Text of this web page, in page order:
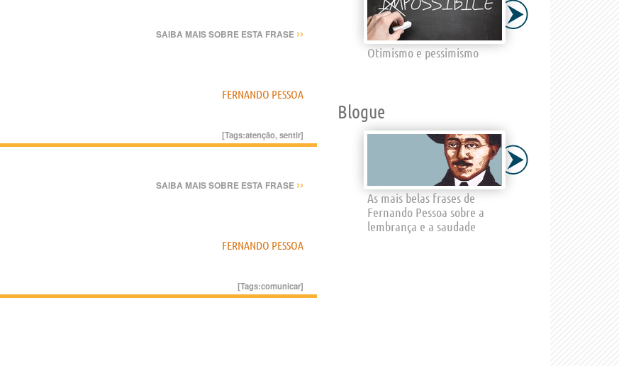
SAIBA MAIS SOBRE ESTA FRASE ››
FERNANDO PESSOA
[Tags:atenção,sentir]
SAIBA MAIS SOBRE ESTA FRASE ››
FERNANDO PESSOA
[Tags:comunicar]
Otimismo e pessimismo
Blogue
As mais belas frases de
Fernando Pessoa sobre a
lembrança e a saudade